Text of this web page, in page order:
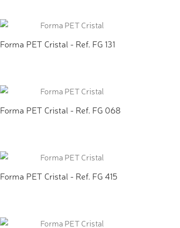
Forma PET Cristal - Ref. FG 131
Forma PET Cristal - Ref. FG 068
Forma PET Cristal - Ref. FG 415